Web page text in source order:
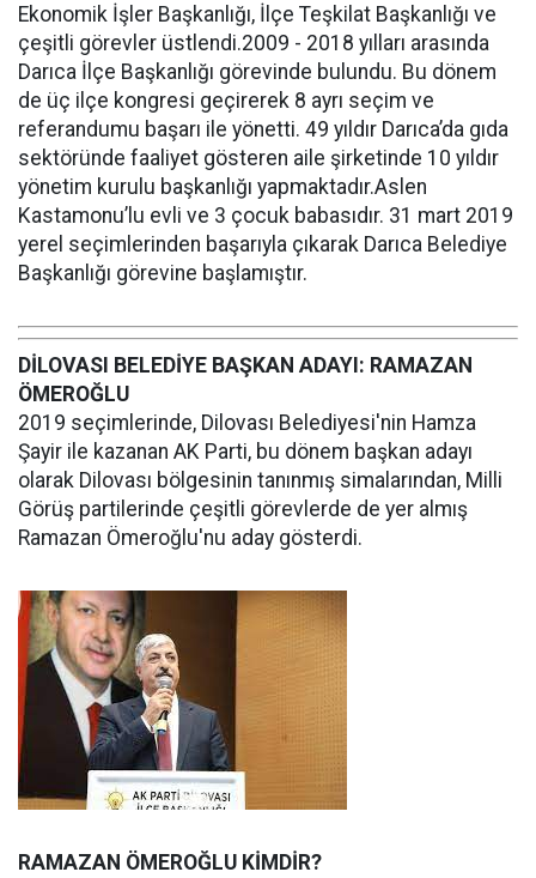
Ekonomik İşler Başkanlığı, İlçe Teşkilat Başkanlığı ve
çeşitli görevler üstlendi.2009 - 2018 yılları arasında
Darıca İlçe Başkanlığı görevinde bulundu. Bu dönem
de üç ilçe kongresi geçirerek 8 ayrı seçim ve
referandumu başarı ile yönetti. 49 yıldır Darıca’da gıda
sektöründe faaliyet gösteren aile şirketinde 10 yıldır
yönetim kurulu başkanlığı yapmaktadır.Aslen
Kastamonu’lu evli ve 3 çocuk babasıdır. 31 mart 2019
yerel seçimlerinden başarıyla çıkarak Darıca Belediye
Başkanlığı görevine başlamıştır.
DİLOVASI BELEDİYE BAŞKAN ADAYI: RAMAZAN
ÖMEROĞLU
2019 seçimlerinde, Dilovası Belediyesi'nin Hamza
Şayir ile kazanan AK Parti, bu dönem başkan adayı
olarak Dilovası bölgesinin tanınmış simalarından, Milli
Görüş partilerinde çeşitli görevlerde de yer almış
Ramazan Ömeroğlu'nu aday gösterdi.
RAMAZAN ÖMEROĞLU KİMDİR?